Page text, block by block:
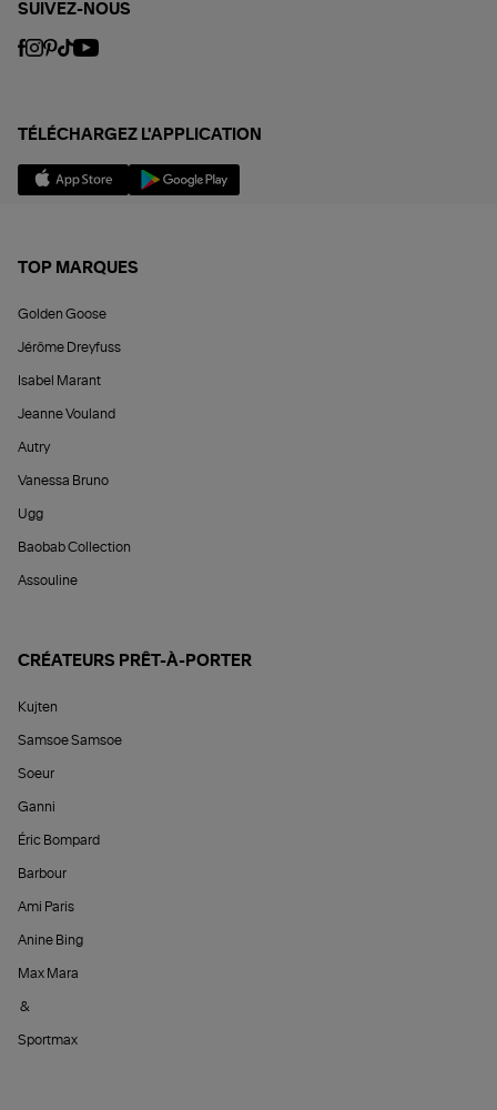
SUIVEZ-NOUS
TÉLÉCHARGEZ L'APPLICATION
TOP MARQUES
Golden Goose
Jérôme Dreyfuss
Isabel Marant
Jeanne Vouland
Autry
Vanessa Bruno
Ugg
Baobab Collection
Assouline
CRÉATEURS PRÊT-À-PORTER
Kujten
Samsoe Samsoe
Soeur
Ganni
Éric Bompard
Barbour
Ami Paris
Anine Bing
Max Mara
&
Sportmax